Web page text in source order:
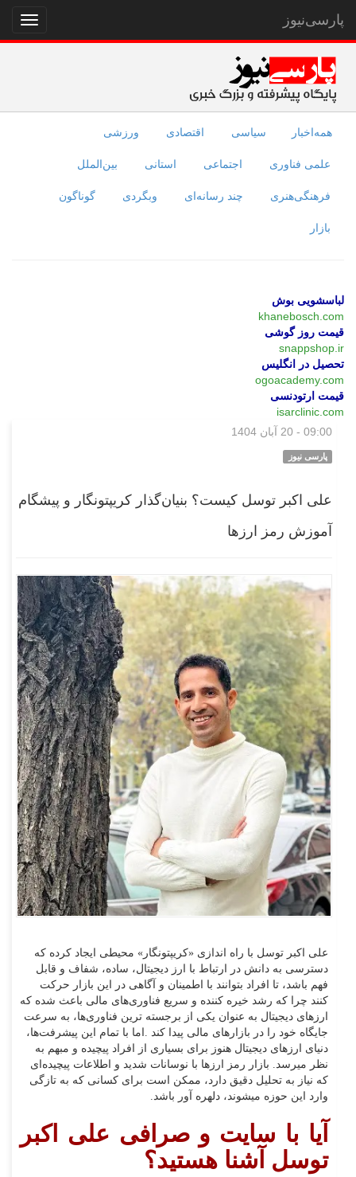
نمایش
منو
پارسی‌نیوز
همه‌اخبار سیاسی اقتصادی ورزشی
علمی فناوری اجتماعی استانی بین‌الملل
فرهنگی‌هنری چند رسانه‌ای وبگردی گوناگون
بازار
لباسشویی بوش
khanebosch.com
قیمت روز گوشی
snappshop.ir
تحصیل در انگلیس
ogoacademy.com
قیمت ارتودنسی
isarclinic.com
09:00 - 20 آبان 1404
پارسی نیوز
علی اکبر توسل کیست؟ بنیان‌گذار کریپتونگار و پیشگام
آموزش رمز ارزها
علی اکبر توسل با راه اندازی «کریپتونگار» محیطی ایجاد کرده که
دسترسی به دانش در ارتباط با ارز دیجیتال، ساده، شفاف و قابل
فهم باشد، تا افراد بتوانند با اطمینان و آگاهی در این بازار حرکت
کنند چرا که رشد خیره کننده و سریع فناوری‌های مالی باعث شده که
ارزهای دیجیتال به عنوان یکی از برجسته ترین فناوری‌ها، به سرعت
جایگاه خود را در بازارهای مالی پیدا کند .اما با تمام این پیشرفت‌ها،
دنیای ارزهای دیجیتال هنوز برای بسیاری از افراد پیچیده و مبهم به
نظر میرسد. بازار رمز ارزها با نوسانات شدید و اطلاعات پیچیده‌ای
که نیاز به تحلیل دقیق دارد، ممکن است برای کسانی که به تازگی
وارد این حوزه میشوند، دلهره آور باشد.
آیا با سایت و صرافی علی اکبر
توسل آشنا هستید؟